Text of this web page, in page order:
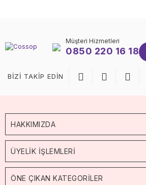
Müşteri Hizmetleri
0850 220 16 18
BİZİ TAKİP EDİN
HAKKIMIZDA
ÜYELİK İŞLEMLERİ
ÖNE ÇIKAN KATEGORİLER